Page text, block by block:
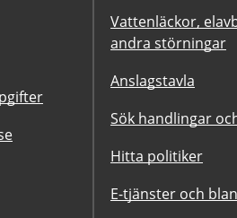
Vattenläckor,
andra störningar
Anslagstavla
Sök handlingar
Hitta politiker
E-tjänster och